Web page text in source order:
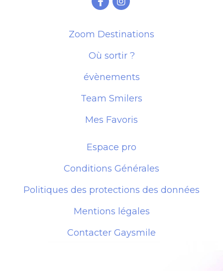
Zoom Destinations
Où sortir ?
évènements
Team Smilers
Mes Favoris
Espace pro
Conditions Générales
Politiques des protections des données
Mentions légales
Contacter Gaysmile